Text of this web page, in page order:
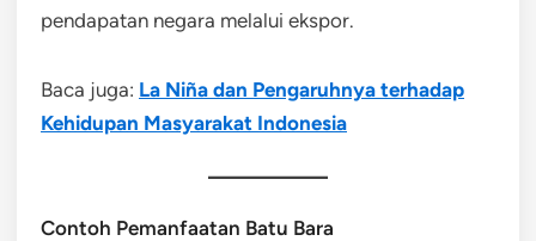
pendapatan negara melalui ekspor.
Baca juga: La Niña dan Pengaruhnya terhadap
Kehidupan Masyarakat Indonesia
Contoh Pemanfaatan Batu Bara